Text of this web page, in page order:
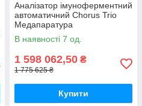
Аналізатор імуноферментний
автоматичний Chorus Trio
Медапаратура
В наявності 7 од.
1 598 062,50 ₴
1 775 625 ₴
Купити